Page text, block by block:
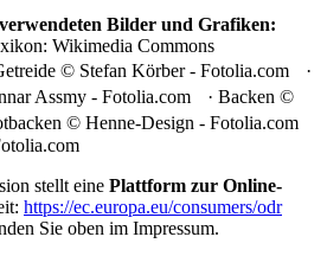
Bilder und Grafiken:
Wikimedia Commons
© Stefan Körber - Fotolia.com ·
Assmy - Fotolia.com · Backen ©
© Henne-Design - Fotolia.com
stellt eine Plattform zur Online-
https://ec.europa.eu/consumers/odr
Sie oben im Impressum.